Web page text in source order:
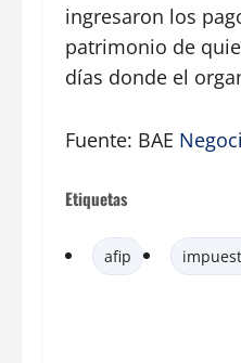
ingresaron los
patrimonio de
días donde el
Fuente: BAE
Etiquetas
afip